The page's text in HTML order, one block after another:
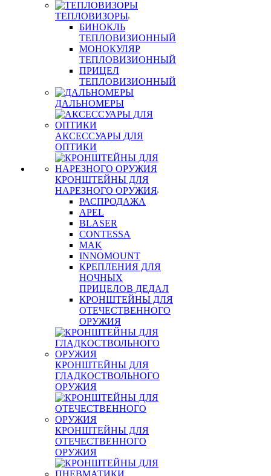
ТЕПЛОВИЗОРЫ
БИНОКЛЬ
ТЕПЛОВИЗИОННЫЙ
МОНОКУЛЯР
ТЕПЛОВИЗИОННЫЙ
ПРИЦЕЛ
ТЕПЛОВИЗИОННЫЙ
ДАЛЬНОМЕРЫ
АКСЕССУАРЫ ДЛЯ
ОПТИКИ
КРОНШТЕЙНЫ ДЛЯ
НАРЕЗНОГО ОРУЖИЯ
РАСПРОДАЖА
APEL
BLASER
CONTESSA
MAK
INNOMOUNT
КРЕПЛЕНИЯ ДЛЯ
НОЧНЫХ
ПРИЦЕЛОВ ДЕДАЛ
КРОНШТЕЙНЫ ДЛЯ
ОТЕЧЕСТВЕННОГО
ОРУЖИЯ
КРОНШТЕЙНЫ ДЛЯ
ГЛАДКОСТВОЛЬНОГО
ОРУЖИЯ
КРОНШТЕЙНЫ ДЛЯ
ОТЕЧЕСТВЕННОГО
ОРУЖИЯ